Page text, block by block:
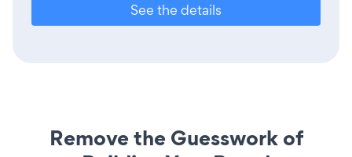
See the details
Remove the Guesswork of